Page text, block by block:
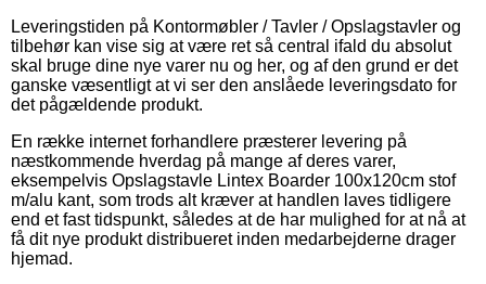
Leveringstiden på Kontormøbler / Tavler / Opslagstavler og
tilbehør kan vise sig at være ret så central ifald du absolut
skal bruge dine nye varer nu og her, og af den grund er det
ganske væsentligt at vi ser den anslåede leveringsdato for
det pågældende produkt.
En række internet forhandlere præsterer levering på
næstkommende hverdag på mange af deres varer,
eksempelvis Opslagstavle Lintex Boarder 100x120cm stof
m/alu kant, som trods alt kræver at handlen laves tidligere
end et fast tidspunkt, således at de har mulighed for at nå at
få dit nye produkt distribueret inden medarbejderne drager
hjemad.